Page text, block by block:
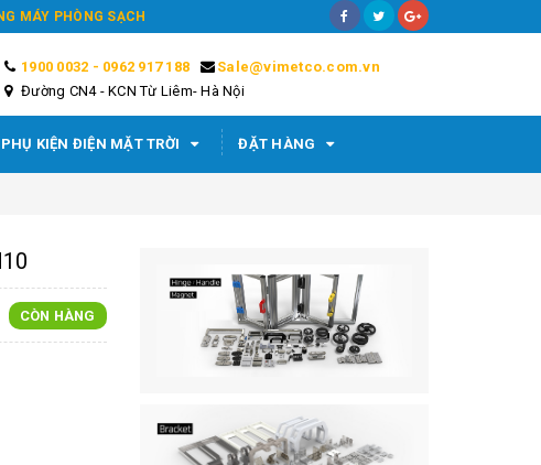
MÁY PHÒNG SẠCH
1900 0032 - 0962 917 188
Sale@vimetco.com.vn
Đường CN4 - KCN Từ Liêm- Hà Nội
PHỤ KIỆN ĐIỆN MẶT TRỜI ĐẶT HÀNG
CÒN HÀNG